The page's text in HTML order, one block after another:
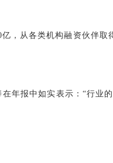
，从各类机构融资伙伴取
年报中如实表示：“行业